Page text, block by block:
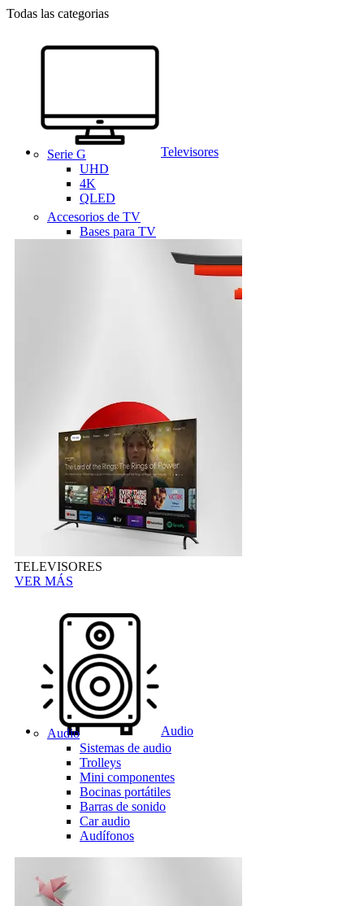
Todas las categorias
Televisores
Serie G
UHD
4K
QLED
Accesorios de TV
Bases para TV
TELEVISORES
VER MÁS
Audio
Audio
Sistemas de audio
Trolleys
Mini componentes
Bocinas portátiles
Barras de sonido
Car audio
Audífonos